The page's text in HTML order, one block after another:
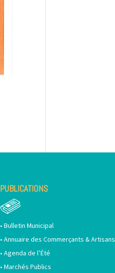
PUBLICATIONS
• Bulletin Municipal
• Annuaire des Commerçants & Artisans
• Agenda de l’Été
• Marchés Publics